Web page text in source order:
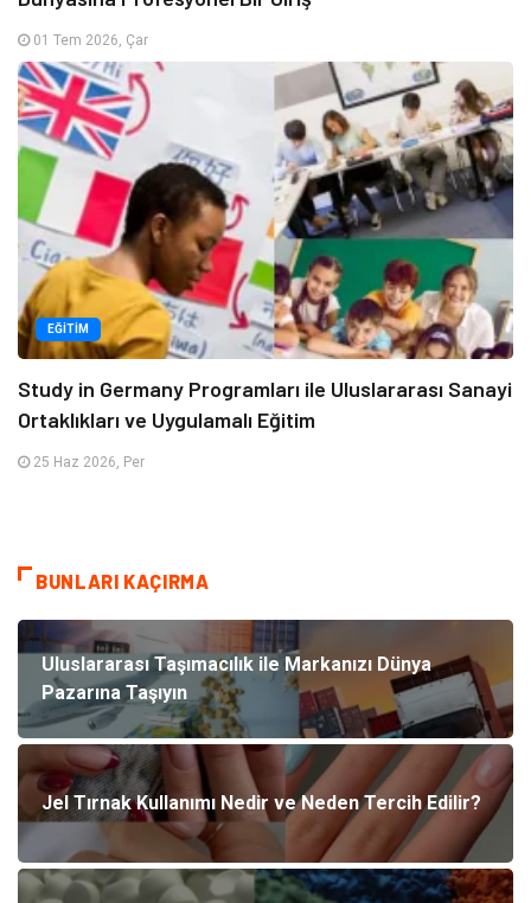
01 Tem 2026, Çar
EĞITIM
Study in Germany Programları ile Uluslararası Sanayi
Ortaklıkları ve Uygulamalı Eğitim
25 Haz 2026, Per
BUNLARI KAÇIRMA
Uluslararası Taşımacılık ile Markanızı Dünya
Pazarına Taşıyın
Jel Tırnak Kullanımı Nedir ve Neden Tercih Edilir?